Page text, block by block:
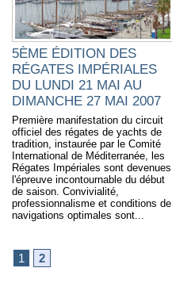
5ÈME ÉDITION DES
RÉGATES IMPÉRIALES
DU LUNDI 21 MAI AU
DIMANCHE 27 MAI 2007
Première manifestation du circuit
officiel des régates de yachts de
tradition, instaurée par le Comité
International de Méditerranée, les
Régates Impériales sont devenues
l'épreuve incontournable du début
de saison. Convivialité,
professionnalisme et conditions de
navigations optimales sont...
1 2